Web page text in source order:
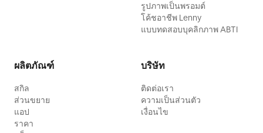
รูปภาพเป็นพรอมต์
โค้ชอาชีพ Lenny
แบบทดสอบบุคลิกภาพ ABTI
ผลิตภัณฑ์
สกิล
ส่วนขยาย
แอป
ราคา
บริษัท
ติดต่อเรา
ความเป็นส่วนตัว
เงื่อนไข